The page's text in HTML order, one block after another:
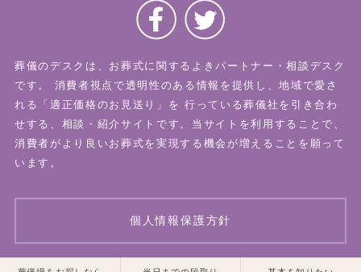
葬儀のデスクは、お葬式に関するよきパートナー・相談デスク
です。
消費者視点で透明性のある情報を提供し、地域で愛さ
れる「適正価格のお見送り」を 行っている葬儀社を引き合わ
せする、相談・紹介サイトです。当サイトを利用することで、
消費者がより良いお葬式を実現する機会が増えることを願って
います。
個人情報保護方針